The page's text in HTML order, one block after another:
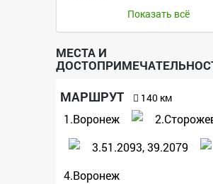
Группа Вконтакте:
https://vk.com/event182342460
Показать всё
МЕСТА И
МАРШРУТ 140 км
1.Воронеж
3.51.2093, 39.2079
4.Воронеж